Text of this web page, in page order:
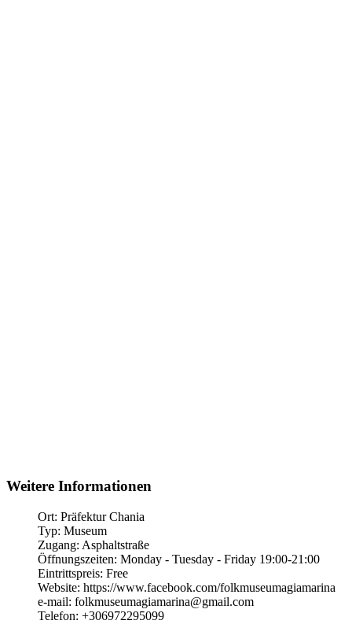
Weitere Informationen
Ort: Präfektur Chania
Typ: Museum
Zugang: Asphaltstraße
Öffnungszeiten: Monday - Tuesday - Friday 19:00-21:00
Eintrittspreis: Free
Website: https://www.facebook.com/folkmuseumagiamarina
e-mail: folkmuseumagiamarina@gmail.com
Telefon: +306972295099